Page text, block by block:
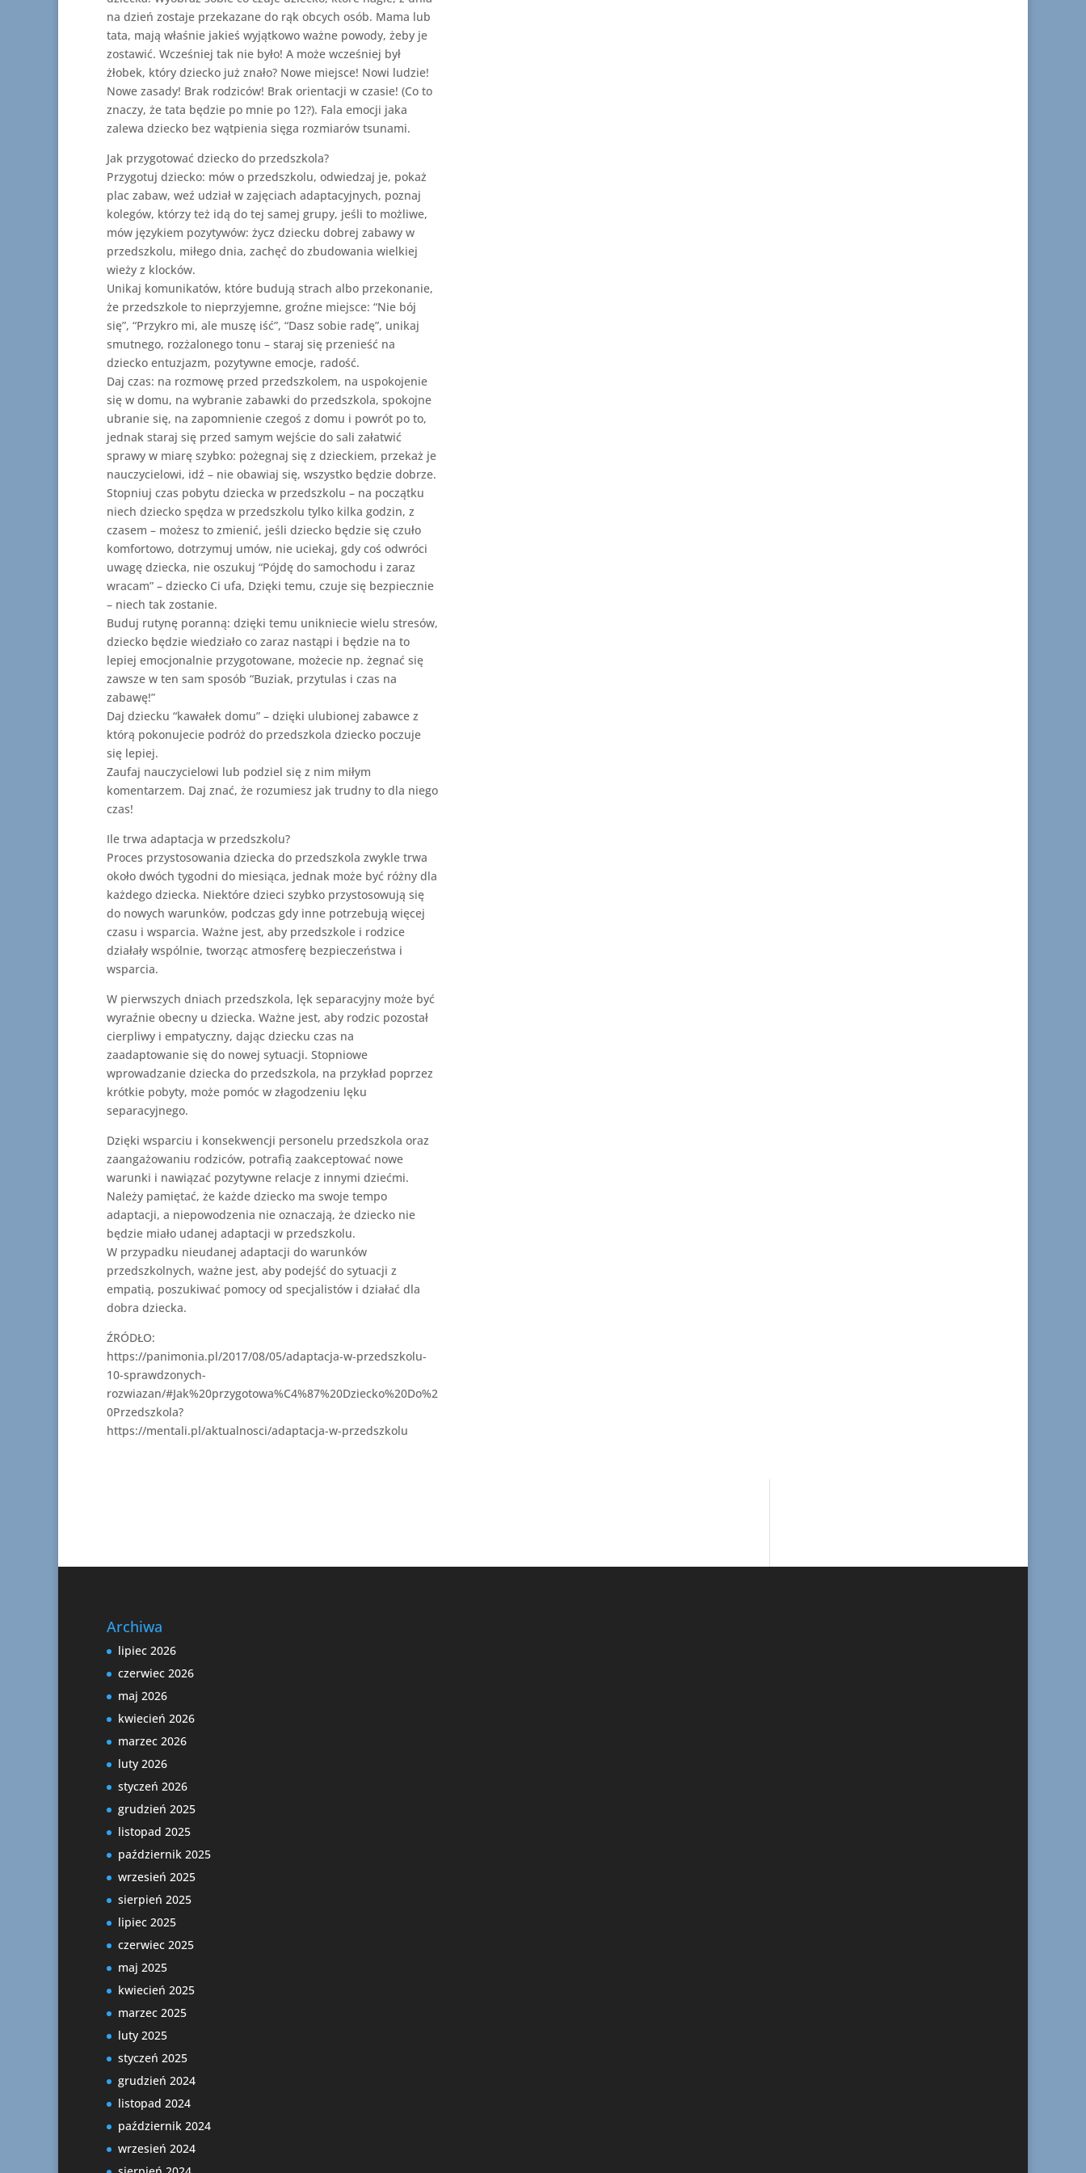
na dzień zostaje przekazane do rąk obcych osób. Mama lub
tata, mają właśnie jakieś wyjątkowo ważne powody, żeby je
zostawić. Wcześniej tak nie było! A może wcześniej był
żłobek, który dziecko już znało? Nowe miejsce! Nowi ludzie!
Nowe zasady! Brak rodziców! Brak orientacji w czasie! (Co to
znaczy, że tata będzie po mnie po 12?). Fala emocji jaka
zalewa dziecko bez wątpienia sięga rozmiarów tsunami.
Jak przygotować dziecko do przedszkola?
Przygotuj dziecko: mów o przedszkolu, odwiedzaj je, pokaż
plac zabaw, weź udział w zajęciach adaptacyjnych, poznaj
kolegów, którzy też idą do tej samej grupy, jeśli to możliwe,
mów językiem pozytywów: życz dziecku dobrej zabawy w
przedszkolu, miłego dnia, zachęć do zbudowania wielkiej
wieży z klocków.
Unikaj komunikatów, które budują strach albo przekonanie,
że przedszkole to nieprzyjemne, groźne miejsce: “Nie bój
się”, “Przykro mi, ale muszę iść”, “Dasz sobie radę”, unikaj
smutnego, rozżalonego tonu – staraj się przenieść na
dziecko entuzjazm, pozytywne emocje, radość.
Daj czas: na rozmowę przed przedszkolem, na uspokojenie
się w domu, na wybranie zabawki do przedszkola, spokojne
ubranie się, na zapomnienie czegoś z domu i powrót po to,
jednak staraj się przed samym wejście do sali załatwić
sprawy w miarę szybko: pożegnaj się z dzieckiem, przekaż je
nauczycielowi, idź – nie obawiaj się, wszystko będzie dobrze.
Stopniuj czas pobytu dziecka w przedszkolu – na początku
niech dziecko spędza w przedszkolu tylko kilka godzin, z
czasem – możesz to zmienić, jeśli dziecko będzie się czuło
komfortowo, dotrzymuj umów, nie uciekaj, gdy coś odwróci
uwagę dziecka, nie oszukuj “Pójdę do samochodu i zaraz
wracam” – dziecko Ci ufa, Dzięki temu, czuje się bezpiecznie
– niech tak zostanie.
Buduj rutynę poranną: dzięki temu unikniecie wielu stresów,
dziecko będzie wiedziało co zaraz nastąpi i będzie na to
lepiej emocjonalnie przygotowane, możecie np. żegnać się
zawsze w ten sam sposób “Buziak, przytulas i czas na
zabawę!”
Daj dziecku “kawałek domu” – dzięki ulubionej zabawce z
którą pokonujecie podróż do przedszkola dziecko poczuje
się lepiej.
Zaufaj nauczycielowi lub podziel się z nim miłym
komentarzem. Daj znać, że rozumiesz jak trudny to dla niego
czas!
Ile trwa adaptacja w przedszkolu?
Proces przystosowania dziecka do przedszkola zwykle trwa
około dwóch tygodni do miesiąca, jednak może być różny dla
każdego dziecka. Niektóre dzieci szybko przystosowują się
do nowych warunków, podczas gdy inne potrzebują więcej
czasu i wsparcia. Ważne jest, aby przedszkole i rodzice
działały wspólnie, tworząc atmosferę bezpieczeństwa i
wsparcia.
W pierwszych dniach przedszkola, lęk separacyjny może być
wyraźnie obecny u dziecka. Ważne jest, aby rodzic pozostał
cierpliwy i empatyczny, dając dziecku czas na
zaadaptowanie się do nowej sytuacji. Stopniowe
wprowadzanie dziecka do przedszkola, na przykład poprzez
krótkie pobyty, może pomóc w złagodzeniu lęku
separacyjnego.
Dzięki wsparciu i konsekwencji personelu przedszkola oraz
zaangażowaniu rodziców, potrafią zaakceptować nowe
warunki i nawiązać pozytywne relacje z innymi dziećmi.
Należy pamiętać, że każde dziecko ma swoje tempo
adaptacji, a niepowodzenia nie oznaczają, że dziecko nie
będzie miało udanej adaptacji w przedszkolu.
W przypadku nieudanej adaptacji do warunków
przedszkolnych, ważne jest, aby podejść do sytuacji z
empatią, poszukiwać pomocy od specjalistów i działać dla
dobra dziecka.
ŹRÓDŁO:
https://panimonia.pl/2017/08/05/adaptacja-w-przedszkolu-
10-sprawdzonych-
rozwiazan/#Jak%20przygotowa%C4%87%20Dziecko%20Do%2
0Przedszkola?
https://mentali.pl/aktualnosci/adaptacja-w-przedszkolu
Archiwa
lipiec 2026
czerwiec 2026
maj 2026
kwiecień 2026
marzec 2026
luty 2026
styczeń 2026
grudzień 2025
listopad 2025
październik 2025
wrzesień 2025
sierpień 2025
lipiec 2025
czerwiec 2025
maj 2025
kwiecień 2025
marzec 2025
luty 2025
styczeń 2025
grudzień 2024
listopad 2024
październik 2024
wrzesień 2024